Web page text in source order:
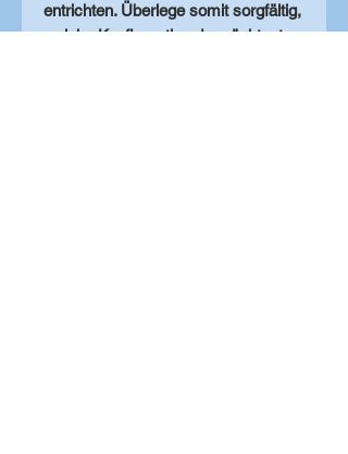
entrichten. Überlege somit sorgfältig,
welche Konfiguration du möchtest